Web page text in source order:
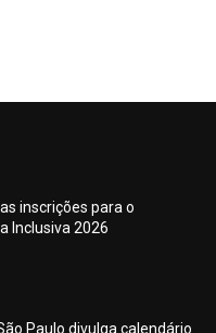
inscrições para o
Inclusiva 2026
Paulo divulga calendário